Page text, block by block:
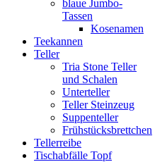
blaue Jumbo-
Tassen
Kosenamen
Teekannen
Teller
Tria Stone Teller
und Schalen
Unterteller
Teller Steinzeug
Suppenteller
Frühstücksbrettchen
Tellerreibe
Tischabfälle Topf